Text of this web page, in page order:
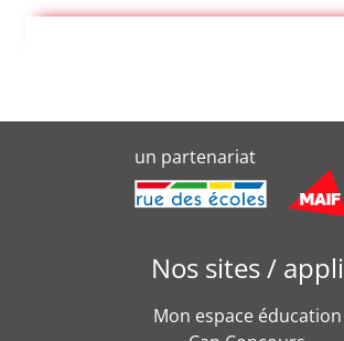
un partenariat
Nos sites / appli
Mon espace éducation